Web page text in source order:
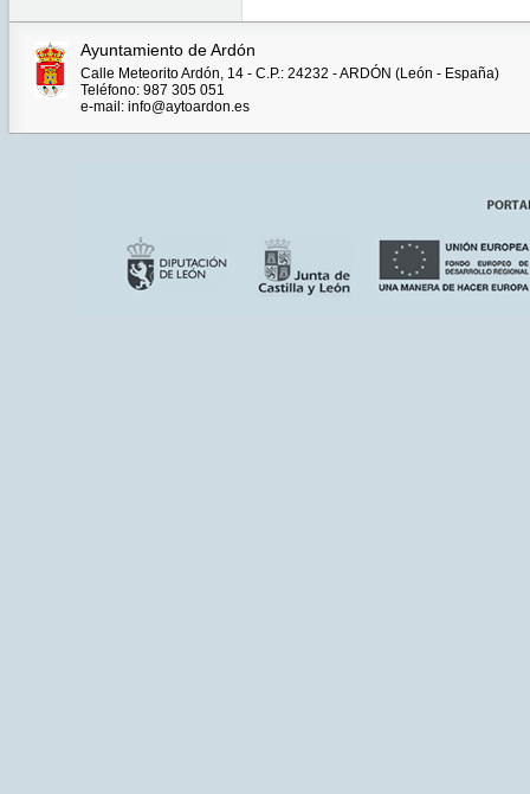
Ayuntamiento de Ardón
Calle Meteorito Ardón, 14 - C.P.: 24232 - ARDÓN (León - España)
Teléfono: 987 305 051
e-mail: info@aytoardon.es